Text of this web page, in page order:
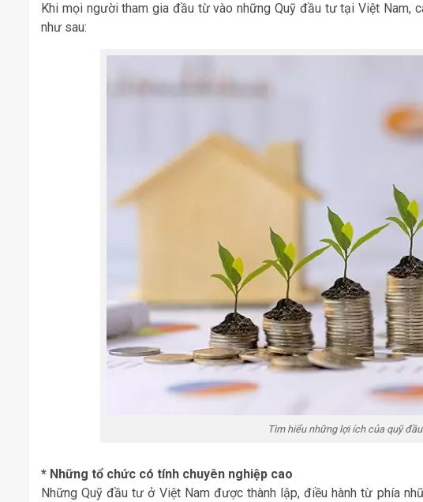
Khi mọi người tham gia đầu từ vào những Quỹ đầu tư tại Việt
như sau:
Tìm hiểu những lợi ích của quỹ
* Những tổ chức có tính chuyên nghiệp cao
Những Quỹ đầu tư ở Việt Nam được thành lập, điều hành từ phía